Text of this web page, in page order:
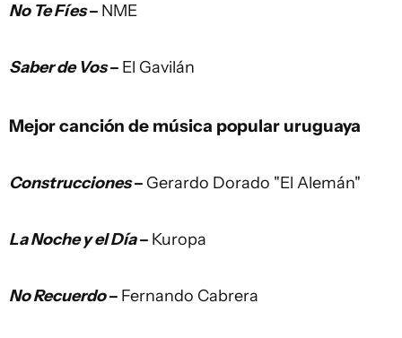
No Te Fíes– NME
Saber de Vos– El Gavilán
Mejor canción de música popular uruguaya
Construcciones– Gerardo Dorado "El Alemán"
La Noche y el Día– Kuropa
No Recuerdo– Fernando Cabrera